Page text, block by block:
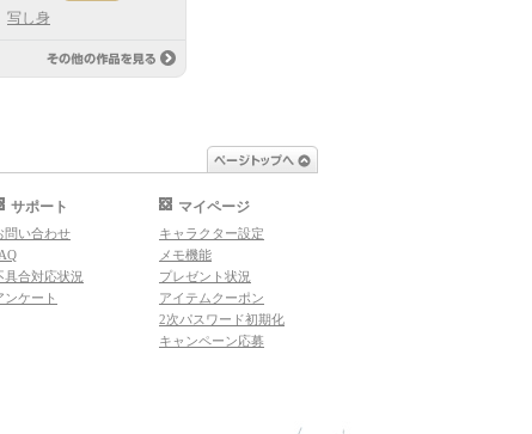
写し身
サポート
問い合わせ
具合対応状況
ンケート
マイページ
キャラクター設定
メモ機能
プレゼント状況
アイテムクーポン
2次パスワード初期化
キャンペーン応募